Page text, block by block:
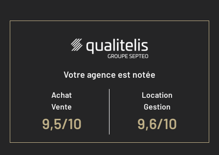
Votre agence est notée
Achat
Vente
9,5/10
Location
Gestion
9,6/10